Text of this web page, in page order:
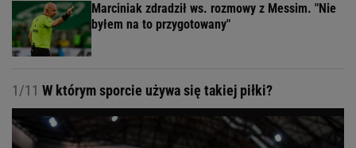
Marciniak zdradził ws. rozmowy z Messim. "Nie
byłem na to przygotowany"
1/11 W którym sporcie używa się takiej piłki?